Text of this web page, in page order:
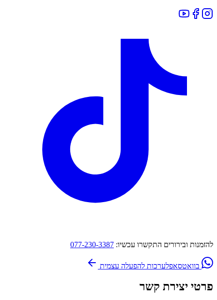
להזמנות ובירורים התקשרו עכשיו: 077-230-3387
בוואטסאפלערכות להפעלה עצמית
פרטי יצירת קשר